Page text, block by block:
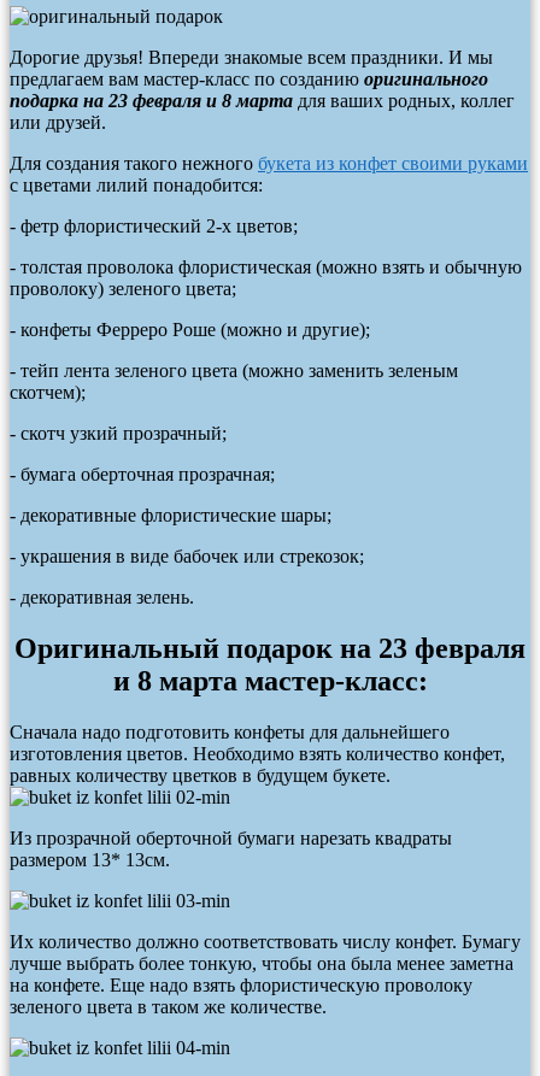
Дорогие друзья! Впереди знакомые всем праздники. И мы
предлагаем вам мастер-класс по созданию оригинального
подарка на 23 февраля и 8 марта для ваших родных, коллег
или друзей.
Для создания такого нежного букета из конфет своими руками
с цветами лилий понадобится:
- фетр флористический 2-х цветов;
- толстая проволока флористическая (можно взять и обычную
проволоку) зеленого цвета;
- конфеты Ферреро Роше (можно и другие);
- тейп лента зеленого цвета (можно заменить зеленым
скотчем);
- скотч узкий прозрачный;
- бумага оберточная прозрачная;
- декоративные флористические шары;
- украшения в виде бабочек или стрекозок;
- декоративная зелень.
Оригинальный подарок на 23 февраля
и 8 марта мастер-класс:
Сначала надо подготовить конфеты для дальнейшего
изготовления цветов. Необходимо взять количество конфет,
равных количеству цветков в будущем букете.
Из прозрачной оберточной бумаги нарезать квадраты
размером 13* 13см.
Их количество должно соответствовать числу конфет. Бумагу
лучше выбрать более тонкую, чтобы она была менее заметна
на конфете. Еще надо взять флористическую проволоку
зеленого цвета в таком же количестве.